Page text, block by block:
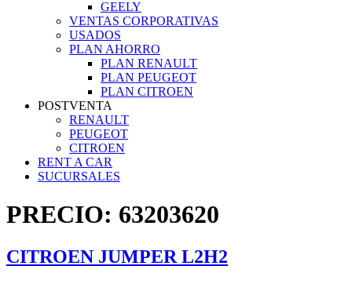
GEELY
VENTAS CORPORATIVAS
USADOS
PLAN AHORRO
PLAN RENAULT
PLAN PEUGEOT
PLAN CITROEN
POSTVENTA
RENAULT
PEUGEOT
CITROEN
RENT A CAR
SUCURSALES
PRECIO: 63203620
CITROEN JUMPER L2H2